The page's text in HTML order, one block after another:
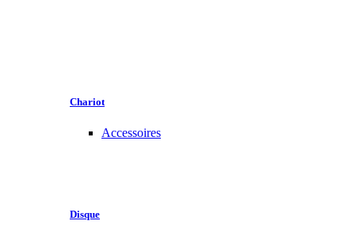
Chariot
Accessoires
Disque